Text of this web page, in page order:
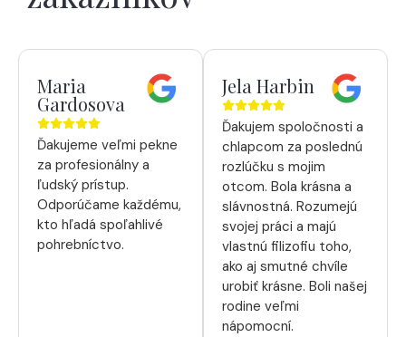
Maria
Gardosova
Ďakujeme veľmi pekne
za profesionálny a
ľudský prístup.
Odporúčame každému,
kto hľadá spoľahlivé
pohrebníctvo.
Jela Harbin
Ďakujem spoločnosti a
chlapcom za poslednú
rozlúčku s mojim
otcom. Bola krásna a
slávnostná. Rozumejú
svojej práci a majú
vlastnú filizofiu toho,
ako aj smutné chvíle
urobiť krásne. Boli našej
rodine veľmi
nápomocní.